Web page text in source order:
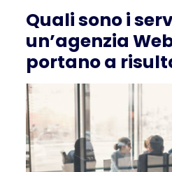
Quali sono i
un’agenzia
portano a